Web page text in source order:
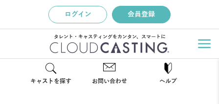
ログイン 会員登録
タレント・キャスティングをカンタン、スマートに
キャストを探す お問い合わせ ヘルプ